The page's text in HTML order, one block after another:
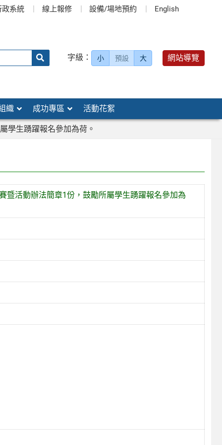
政系統 線上報修 設備/場地預約 English
字級： 小 預設 大 網站導覽
織 成功專區 活動花絮
學生踴躍報名參加為荷。
暨活動辦法簡章1份，鼓勵所屬學生踴躍報名參加為